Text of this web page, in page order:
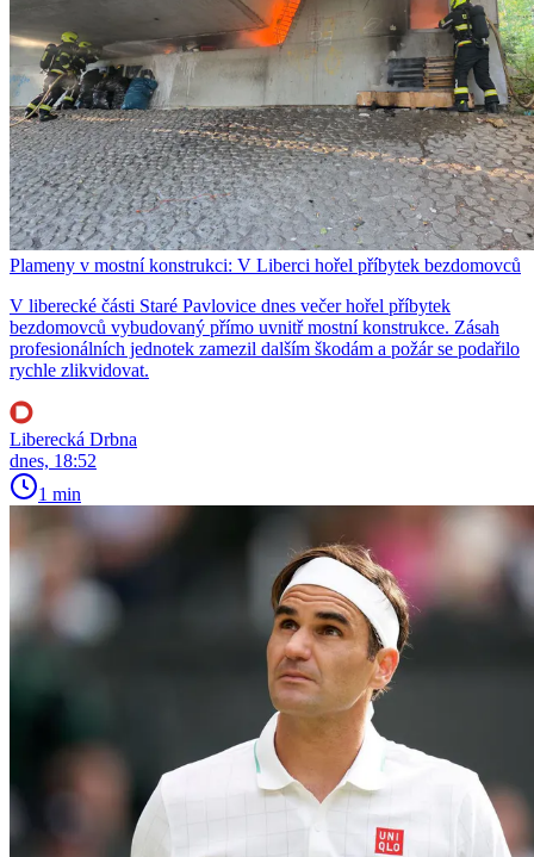
Plameny v mostní konstrukci: V Liberci hořel příbytek bezdomovců
V liberecké části Staré Pavlovice dnes večer hořel příbytek
bezdomovců vybudovaný přímo uvnitř mostní konstrukce. Zásah
profesionálních jednotek zamezil dalším škodám a požár se podařilo
rychle zlikvidovat.
Liberecká Drbna
dnes, 18:52
1 min